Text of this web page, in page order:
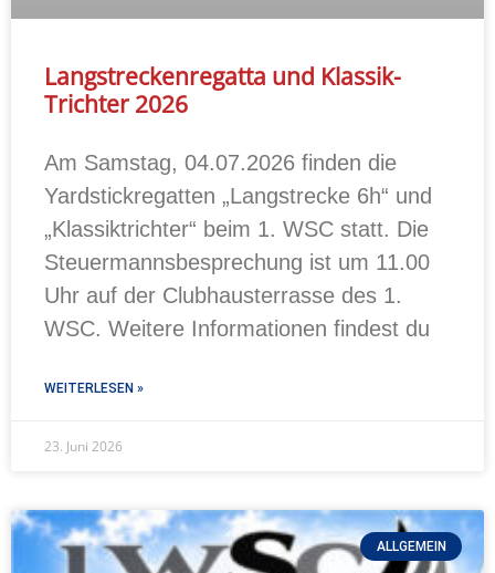
Langstreckenregatta und Klassik-
Trichter 2026
Am Samstag, 04.07.2026 finden die
Yardstickregatten „Langstrecke 6h“ und
„Klassiktrichter“ beim 1. WSC statt. Die
Steuermannsbesprechung ist um 11.00
Uhr auf der Clubhausterrasse des 1.
WSC. Weitere Informationen findest du
WEITERLESEN »
23. Juni 2026
ALLGEMEIN